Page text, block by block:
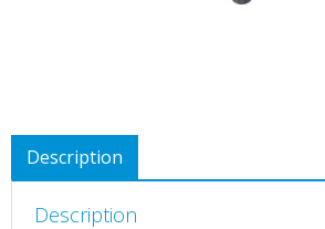
Description
Description